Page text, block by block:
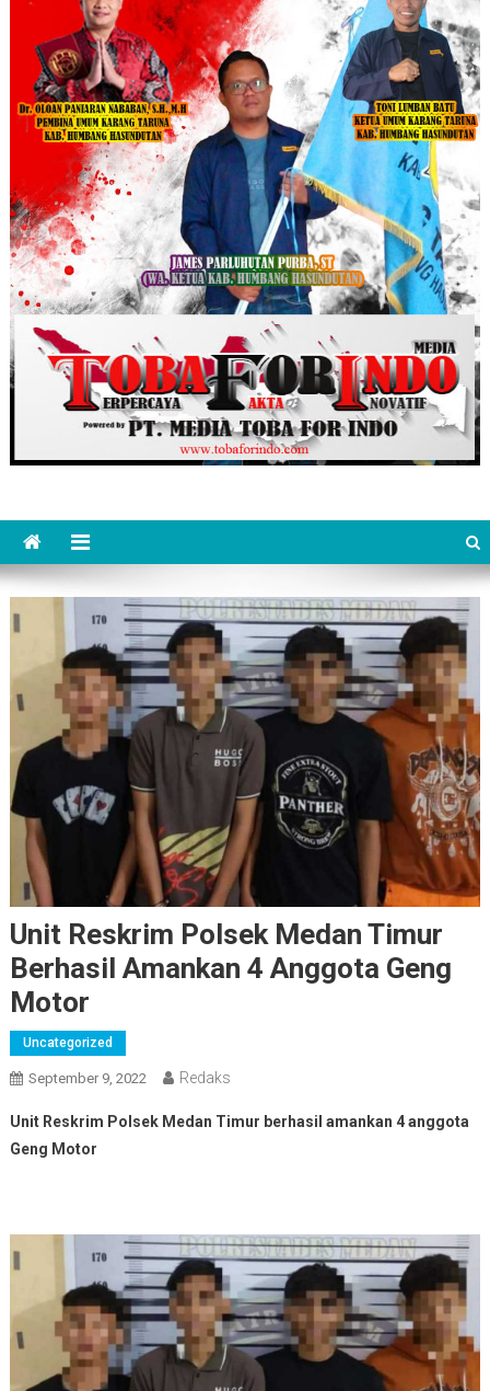
Unit Reskrim Polsek Medan Timur
Berhasil Amankan 4 Anggota Geng
Motor
Uncategorized
September 9, 2022 Redaks
Unit Reskrim Polsek Medan Timur berhasil amankan 4 anggota
Geng Motor